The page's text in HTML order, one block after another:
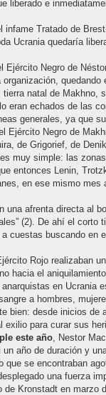
liberado e
infame Tratado de
Ucrania quedaría
Negro de
natal de Makhno,
eran echados de las
generales, ya que
Ejército Negro de
de Grigorief, de
muy simple: las
entonces Lenin,
en ese mismo mes
una afrenta directa
(2). De ahí el
cuestas buscando
Rojo realizaban
hacia el
en Ucrania
a hombres,
bien: desde inicios
para curar sus
este año, Nestor
año de duración y
se encontraban
una fuerza
Kronstadt en